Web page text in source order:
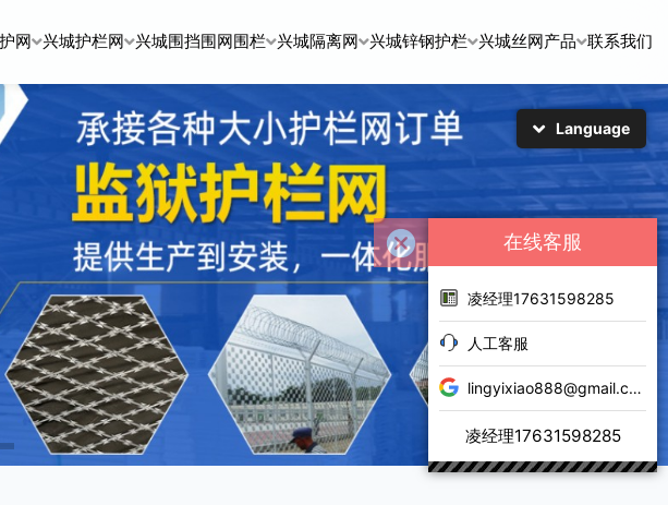
网 兴城护栏网 兴城围挡围网围栏 兴城隔离网 兴城锌钢护栏 兴城丝网产品 联系我们
在线客服
凌经理17631598285
人工客服
lingyixiao888@gmail.com
凌经理17631598285
Language
简体中文
日本語
한국어